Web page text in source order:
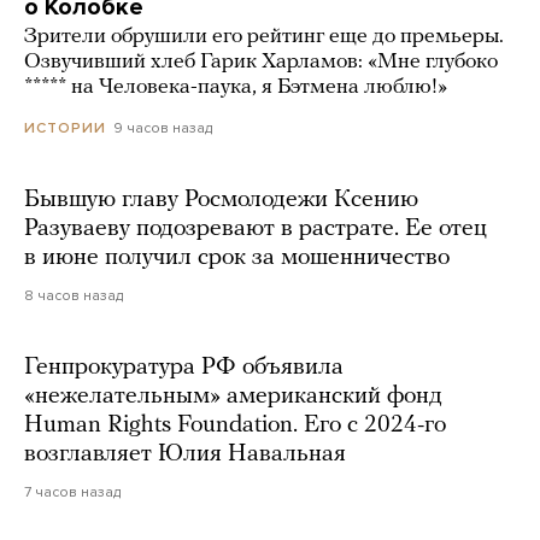
о Колобке
Зрители обрушили его рейтинг еще до премьеры.
Озвучивший хлеб Гарик Харламов: «Мне глубоко
***** на Человека-паука, я Бэтмена люблю!»
ИСТОРИИ 9 часов назад
Бывшую главу Росмолодежи Ксению
Разуваеву подозревают в растрате. Ее отец
в июне получил срок за мошенничество
8 часов назад
Генпрокуратура РФ объявила
«нежелательным» американский фонд
Human Rights Foundation. Его с 2024-го
возглавляет Юлия Навальная
7 часов назад